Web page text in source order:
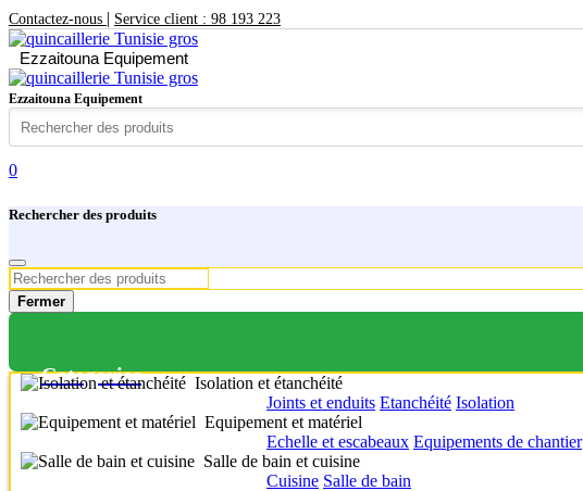
Contactez-nous | Service client : 98 193 223
Ezzaitouna Equipement
Ezzaitouna Equipement
0
Rechercher des produits
Fermer
Categories
Isolation et étanchéité
Joints et enduits Etanchéité Isolation
Equipement et matériel
Echelle et escabeaux Equipements de chantier
Salle de bain et cuisine
Cuisine Salle de bain